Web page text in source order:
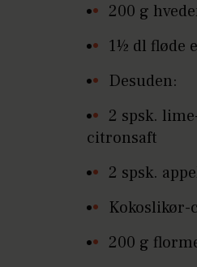
200 g
1½ dl fløde
Desuden:
2 spsk.
citronsaft
2 spsk.
Kokoslikør-
200 g